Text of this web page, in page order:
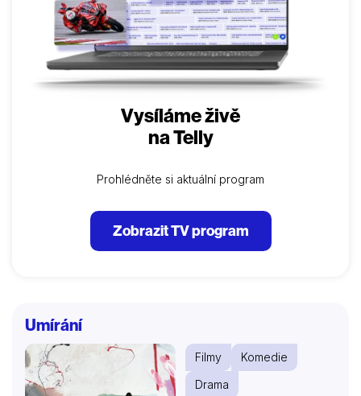
Vysíláme živě
na Telly
Prohlédněte si aktuální program
Zobrazit TV program
Umírání
Filmy
Komedie
Drama